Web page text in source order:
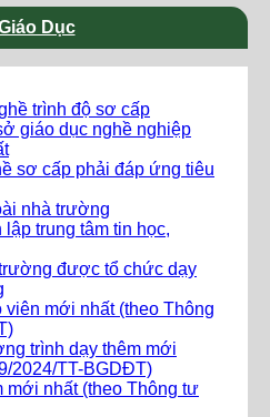
Dục
trình độ sơ cấp
giáo dục nghề nghiệp
sơ cấp phải đáp ứng tiêu
nhà trường
trung tâm tin học,
được tổ chức dạy
viên mới nhất (theo Thông
trình dạy thêm mới
2024/TT-BGDĐT)
mới nhất (theo Thông tư